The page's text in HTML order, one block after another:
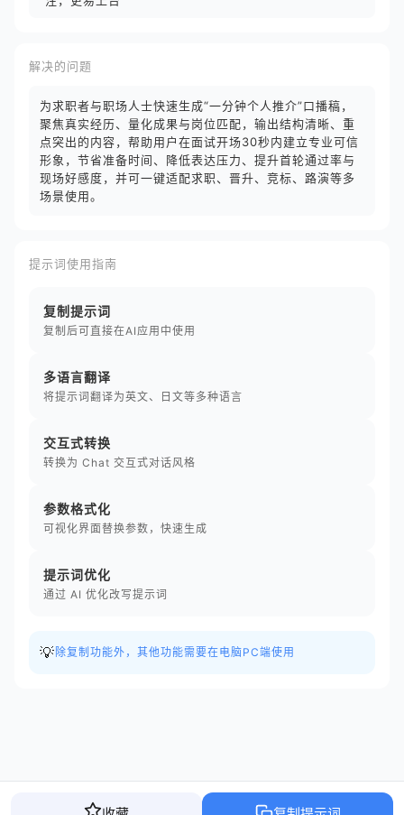
解决的问题
为求职者与职场人士快速生成“一分钟个人推介”口播稿，
聚焦真实经历、量化成果与岗位匹配，输出结构清晰、重
点突出的内容，帮助用户在面试开场30秒内建立专业可信
形象，节省准备时间、降低表达压力、提升首轮通过率与
现场好感度，并可一键适配求职、晋升、竞标、路演等多
场景使用。
提示词使用指南
复制提示词
复制后可直接在AI应用中使用
多语言翻译
将提示词翻译为英文、日文等多种语言
交互式转换
转换为 Chat 交互式对话风格
参数格式化
可视化界面替换参数，快速生成
提示词优化
通过 AI 优化改写提示词
💡 除复制功能外，其他功能需要在电脑PC端使用